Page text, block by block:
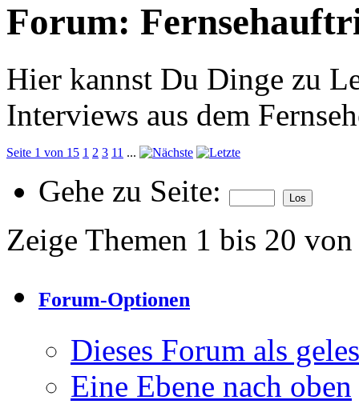
Forum:
Hier kannst Du Dinge zu
Interviews aus dem
Seite 1 von 15 1 2 3 11 ...
Gehe zu Seite:
Zeige Themen 1 bis 20
Forum-Optionen
Dieses Forum als
Eine Ebene nach oben